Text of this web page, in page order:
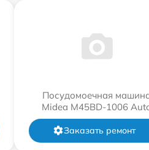
Посудомоечная
Midea M45BD-1006
Заказать ремонт